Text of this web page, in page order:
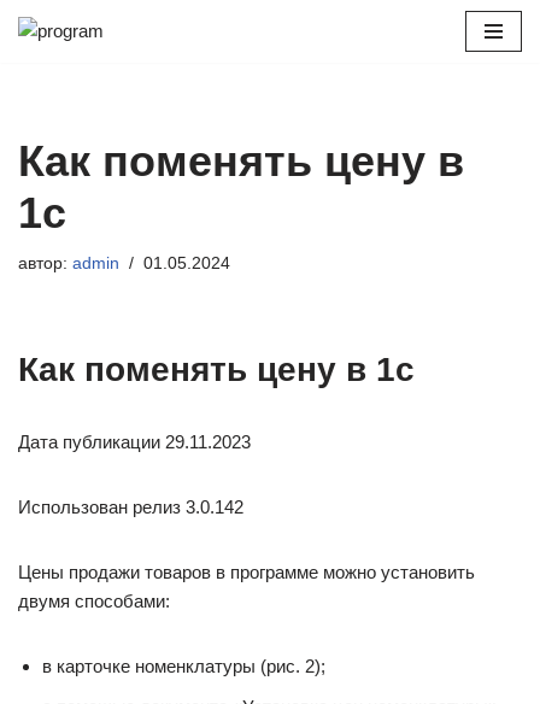
Как поменять цену в
1с
автор: admin 01.05.2024
Как поменять цену в 1с
Дата публикации 29.11.2023
Использован релиз 3.0.142
Цены продажи товаров в программе можно установить
двумя способами:
в карточке номенклатуры (рис. 2);